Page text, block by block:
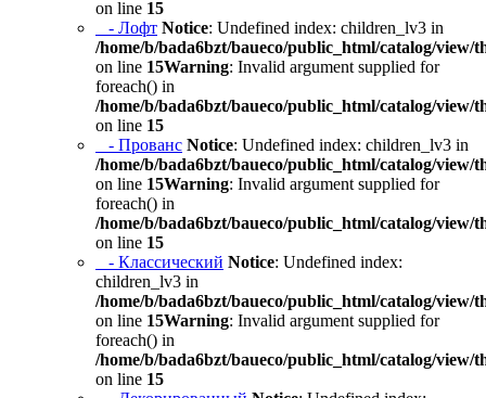
on line 15
- Лофт Notice: Undefined index: children_lv3 in
/home/b/bada6bzt/baueco/public_html/catalog/view/
on line 15Warning: Invalid argument supplied for
foreach() in
/home/b/bada6bzt/baueco/public_html/catalog/view/
on line 15
- Прованс Notice: Undefined index: children_lv3 in
/home/b/bada6bzt/baueco/public_html/catalog/view/
on line 15Warning: Invalid argument supplied for
foreach() in
/home/b/bada6bzt/baueco/public_html/catalog/view/
on line 15
- Классический Notice: Undefined index:
children_lv3 in
/home/b/bada6bzt/baueco/public_html/catalog/view/
on line 15Warning: Invalid argument supplied for
foreach() in
/home/b/bada6bzt/baueco/public_html/catalog/view/
on line 15